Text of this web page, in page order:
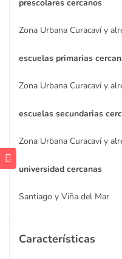
prescolares cercanos
Zona Urbana Curacaví y
escuelas primarias
Zona Urbana Curacaví y
escuelas secundarias
Zona Urbana Curacaví y
universidad cercanas
Santiago y Viña del Mar
Características